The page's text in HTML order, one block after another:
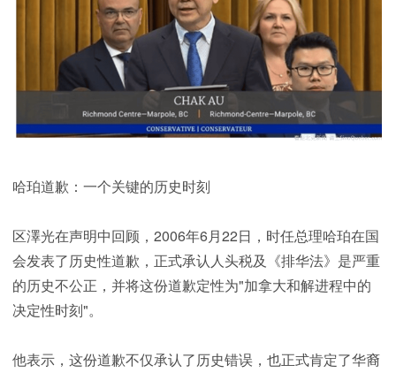
哈珀道歉：一个关键的历史时刻
区澤光在声明中回顾，2006年6月22日，时任总理哈珀在国
会发表了历史性道歉，正式承认人头税及《排华法》是严重
的历史不公正，并将这份道歉定性为"加拿大和解进程中的
决定性时刻"。
他表示，这份道歉不仅承认了历史错误，也正式肯定了华裔